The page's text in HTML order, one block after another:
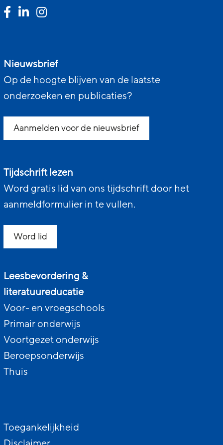
Nieuwsbrief
Op de hoogte blijven van de laatste
onderzoeken en publicaties?
Aanmelden voor de nieuwsbrief
Tijdschrift lezen
Word gratis lid van ons tijdschrift door het
aanmeldformulier in te vullen.
Word lid
Leesbevordering &
literatuureducatie
Voor- en vroegschools
Primair onderwijs
Voortgezet onderwijs
Beroepsonderwijs
Thuis
Toegankelijkheid